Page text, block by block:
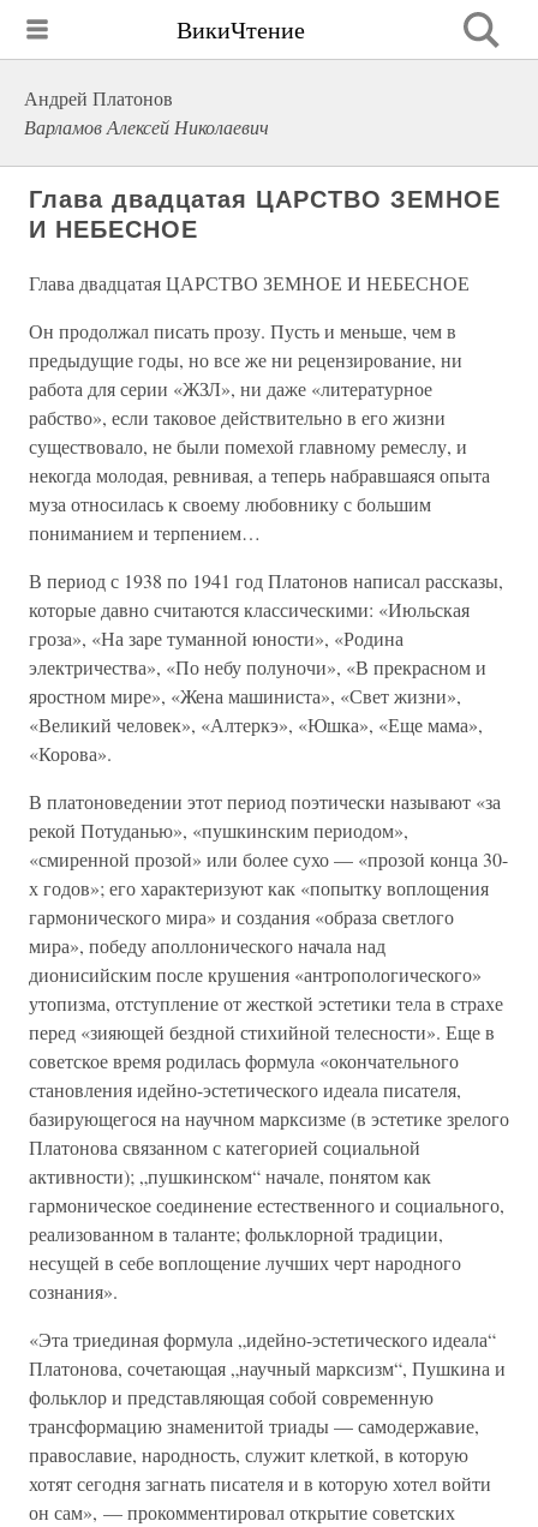
ВикиЧтение
Андрей Платонов
Варламов Алексей Николаевич
Глава двадцатая ЦАРСТВО ЗЕМНОЕ
И НЕБЕСНОЕ
Глава двадцатая ЦАРСТВО ЗЕМНОЕ И НЕБЕСНОЕ
Он продолжал писать прозу. Пусть и меньше, чем в
предыдущие годы, но все же ни рецензирование, ни
работа для серии «ЖЗЛ», ни даже «литературное
рабство», если таковое действительно в его жизни
существовало, не были помехой главному ремеслу, и
некогда молодая, ревнивая, а теперь набравшаяся опыта
муза относилась к своему любовнику с большим
пониманием и терпением…
В период с 1938 по 1941 год Платонов написал рассказы,
которые давно считаются классическими: «Июльская
гроза», «На заре туманной юности», «Родина
электричества», «По небу полуночи», «В прекрасном и
яростном мире», «Жена машиниста», «Свет жизни»,
«Великий человек», «Алтеркэ», «Юшка», «Еще мама»,
«Корова».
В платоноведении этот период поэтически называют «за
рекой Потуданью», «пушкинским периодом»,
«смиренной прозой» или более сухо — «прозой конца 30-
х годов»; его характеризуют как «попытку воплощения
гармонического мира» и создания «образа светлого
мира», победу аполлонического начала над
дионисийским после крушения «антропологического»
утопизма, отступление от жесткой эстетики тела в страхе
перед «зияющей бездной стихийной телесности». Еще в
советское время родилась формула «окончательного
становления идейно-эстетического идеала писателя,
базирующегося на научном марксизме (в эстетике зрелого
Платонова связанном с категорией социальной
активности); „пушкинском“ начале, понятом как
гармоническое соединение естественного и социального,
реализованном в таланте; фольклорной традиции,
несущей в себе воплощение лучших черт народного
сознания».
«Эта триединая формула „идейно-эстетического идеала“
Платонова, сочетающая „научный марксизм“, Пушкина и
фольклор и представляющая собой современную
трансформацию знаменитой триады — самодержавие,
православие, народность, служит клеткой, в которую
хотят сегодня загнать писателя и в которую хотел войти
он сам», — прокомментировал открытие советских